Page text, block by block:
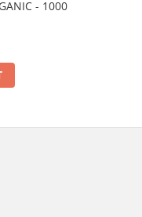
- 1000